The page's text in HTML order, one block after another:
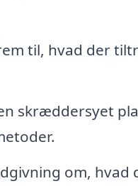
til, hvad der
skræddersyet
om,